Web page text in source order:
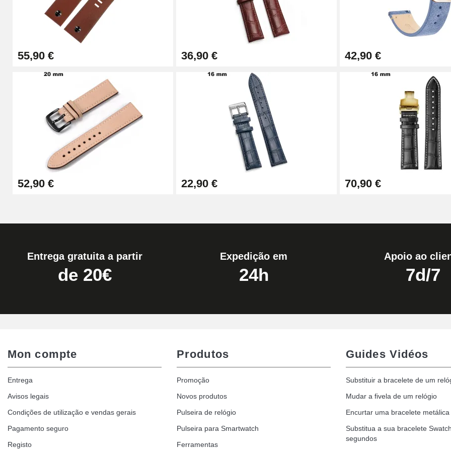
Alicate de perfuração (furador)
57,42 €
Alicate de furos para braceletes de relógio
10,90 €
Kit de relojoaria para principiantes
26,90 €
Boîte Pompe Bracelet Montre - Diâmetro 1,50 mm - 8 a 25 mm
Removedor fácil de pulseiras de relógio
55,90 € 36,90 € 42,90 €
52,90 € 22,90 € 70,90 €
Entrega gratuita a partir
de 20€
Expedição em
24h
Apoio ao
7d/7
Mon compte
Entrega
Avisos legais
Condições de utilização e vendas gerais
Pagamento seguro
Registo
Produtos
Promoção
Novos produtos
Pulseira de relógio
Pulseira para Smartwatch
Ferramentas
Guides Vidéos
Substituir a bracelete de um
Mudar a fivela de um relógio
Encurtar uma bracelete
Substitua a sua bracelete
segundos